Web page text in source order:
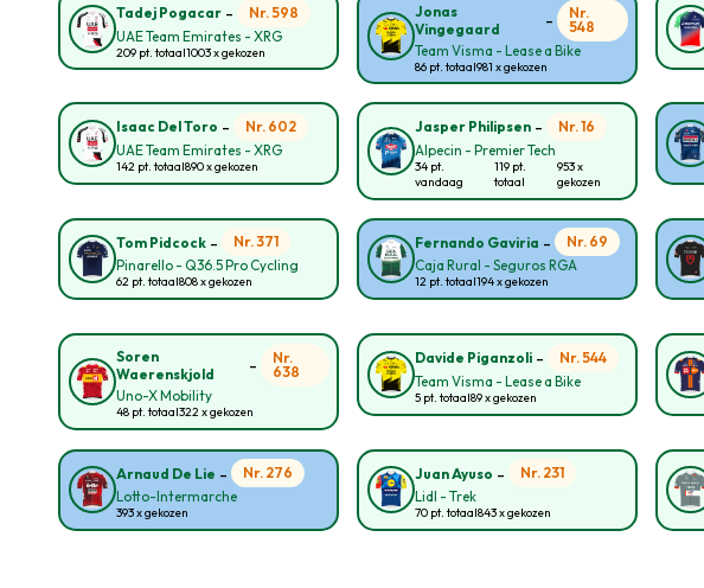
Tadej Pogacar -
Nr. 598
UAE Team Emirates - XRG
209 pt. totaal1003 x gekozen
Jonas
Vingegaard
-
Nr.
548
Team Visma - Lease a Bike
86 pt. totaal981 x gekozen
Isaac Del Toro -
Nr. 602
UAE Team Emirates - XRG
142 pt. totaal890 x gekozen
Jasper Philipsen -
Nr. 16
Alpecin - Premier Tech
34 pt.
vandaag
119 pt.
totaal
953 x
gekozen
Tom Pidcock -
Nr. 371
Pinarello - Q36.5 Pro Cycling
62 pt. totaal808 x gekozen
Fernando Gaviria -
Nr. 69
Caja Rural - Seguros RGA
12 pt. totaal194 x gekozen
Soren
Waerenskjold
-
Nr.
638
Uno-X Mobility
48 pt. totaal322 x gekozen
Davide Piganzoli -
Nr. 544
Team Visma - Lease a Bike
5 pt. totaal89 x gekozen
Arnaud De Lie -
Nr. 276
Lotto-Intermarche
393 x gekozen
Juan Ayuso -
Nr. 231
Lidl - Trek
70 pt. totaal843 x gekozen